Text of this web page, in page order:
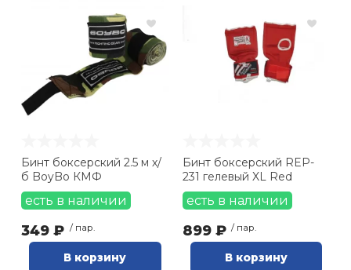
Бинт боксерский 2.5 м х/
б BoyBo КМФ
есть в наличии
349 ₽ / пар.
В корзину
Бинт боксерский REP-
231 гелевый XL Red
есть в наличии
899 ₽ / пар.
В корзину